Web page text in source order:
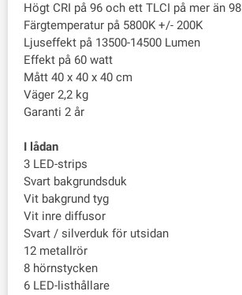
Högt CRI på 96 och ett TLCI på mer än 98
Färgtemperatur på 5800K +/- 200K
Ljuseffekt på 13500-14500 Lumen
Effekt på 60 watt
Mått 40 x 40 x 40 cm
Väger 2,2 kg
Garanti 2 år
I lådan
3 LED-strips
Svart bakgrundsduk
Vit bakgrund tyg
Vit inre diffusor
Svart / silverduk för utsidan
12 metallrör
8 hörnstycken
6 LED-listhållare